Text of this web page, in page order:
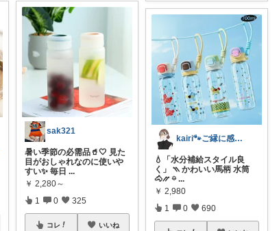
sak321
暑い季節の必需品🥤🤍 見た
目がおしゃれなのに使いや
すい✨ 毎日 ...
￥ 2,280～
1 0 325
コレ いいね
kairi🐾ご縁に感謝𓍯‍
💧「水分補給スタイル良
く」 ⳹ かわいい馬柄 水筒
🐴⳼ 𖡼 ...
￥ 2,980
1 0 690